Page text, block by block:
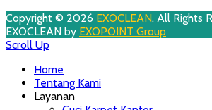
Copyright © 2026 EXOCLEAN. All Rights
EXOCLEAN by EXOPOINT Group
Scroll Up
Home
Tentang Kami
Layanan